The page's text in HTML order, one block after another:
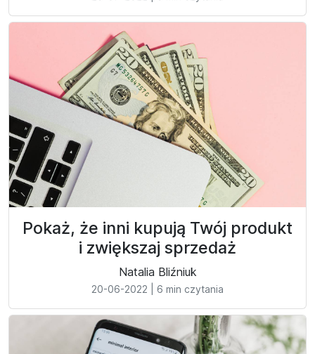
Pokaż, że inni kupują Twój produkt
i zwiększaj sprzedaż
Natalia Bliźniuk
20-06-2022 6 min czytania